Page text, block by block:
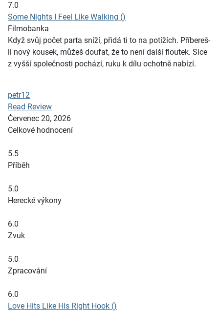
7.0
Some Nights I Feel Like Walking ()
Filmobanka
Když svůj počet parta sníží, přidá ti to na potížích. Příbereš-
li nový kousek, můžeš doufat, že to není dalši floutek. Sice
z vyšší společnosti pochází, ruku k dílu ochotně nabízí.
petr12
Read Review
Červenec 20, 2026
Celkové hodnocení
5.5
Příběh
5.0
Herecké výkony
6.0
Zvuk
5.0
Zpracování
6.0
Love Hits Like His Right Hook ()